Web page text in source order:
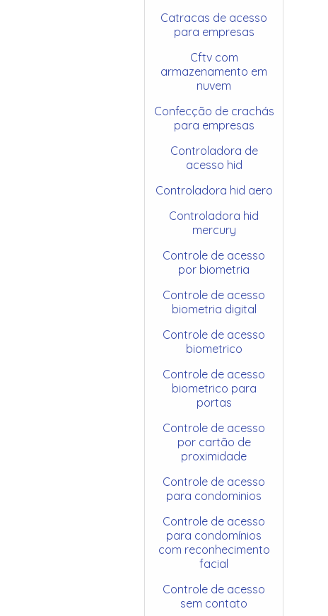
Catracas de acesso
para empresas
Cftv com
armazenamento em
nuvem
Confecção de crachás
para empresas
Controladora de
acesso hid
Controladora hid aero
Controladora hid
mercury
Controle de acesso
por biometria
Controle de acesso
biometria digital
Controle de acesso
biometrico
Controle de acesso
biometrico para
portas
Controle de acesso
por cartão de
proximidade
Controle de acesso
para condominios
Controle de acesso
para condomínios
com reconhecimento
facial
Controle de acesso
sem contato